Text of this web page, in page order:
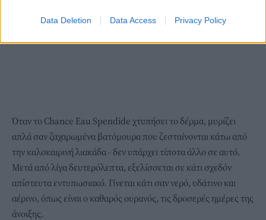
Data Deletion Data Access Privacy Policy
Όταν το Chance Eau Spendide χτυπήσει το δέρμα, μυρίζει
απλά σαν ζαχαρωμένα βατόμουρα που ζεσταίνονται κάτω από
την καλοκαιρινή λιακάδα - δεν υπάρχει τίποτα άλλο σε αυτό.
Μετά από λίγα δευτερόλεπτα, εξελίσσεται σε κάτι σχεδόν
απίστευτα εντυπωσιακό. Γίνεται κάτι σαν νερό, υδάτινο και
αέρινο, όπως είναι ο καθαρός ουρανός, τις δροσερές ημέρες της
άνοιξης.